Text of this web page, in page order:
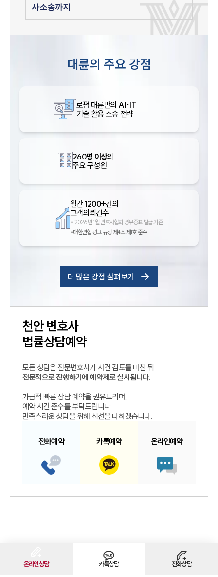
온라인상담 카톡상담 전화상담
사소송까지
대륜의 주요 강점
로펌 대륜만의 AI·IT
기술 활용 소송 전략
260명 이상의
주요 구성원
월간1200+건의
고객의뢰건수
* 2026년 1월 변호사협회 경유증표 발급 기준
*대한변협 광고 규정 제4조 제1호 준수
더 많은 강점 살펴보기
천안변호사
법률상담예약
모든 상담은 전문변호사가 사건 검토를 마친 뒤
전문적으로 진행하기에 예약제로 실시됩니다.
가급적 빠른 상담 예약을 권유드리며,
예약 시간 준수를 부탁드립니다.
만족스러운 상담을 위해 최선을 다하겠습니다.
전화예약 카톡예약 온라인예약